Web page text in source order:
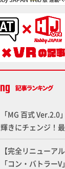
塗
「MG 百式 Ver.2.0
輝きにチェンジ！
塗料を使ってより
仕上がりに!!【試
【完全リニューア
「コン・バトラー